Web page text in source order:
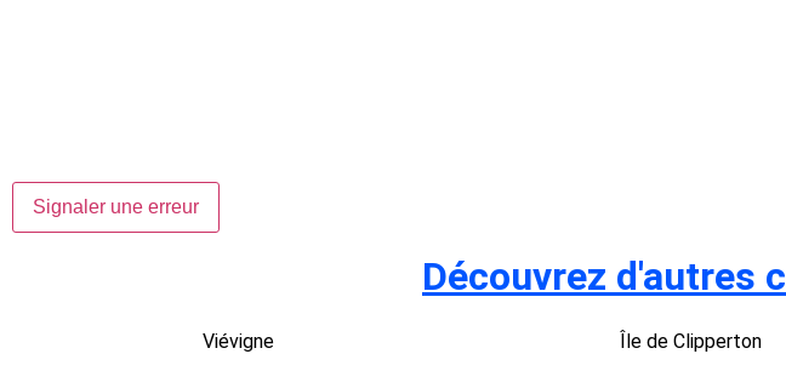
Signaler une erreur
Découvrez d'autres
Viévigne Île de Clipperton